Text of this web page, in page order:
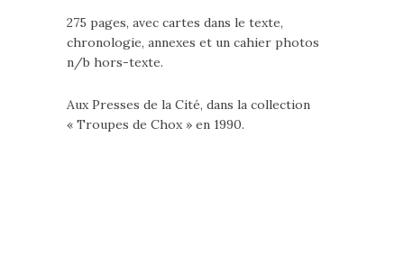
275 pages, avec cartes dans le texte,
chronologie, annexes et un cahier photos
n/b hors-texte.
Aux Presses de la Cité, dans la collection
« Troupes de Chox » en 1990.